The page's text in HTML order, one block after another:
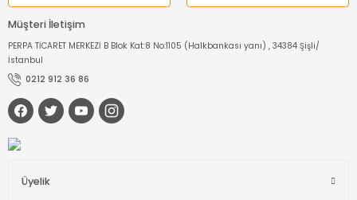
Müşteri İletişim
PERPA TİCARET MERKEZİ B Blok Kat:8 No:1105 (Halkbankası yanı) , 34384 Şişli/
İstanbul
0212 912 36 86
Üyelik